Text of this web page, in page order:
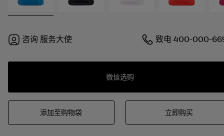
咨询 服务大使 致电400-000-
微信选购
添加至购物袋 立即购买